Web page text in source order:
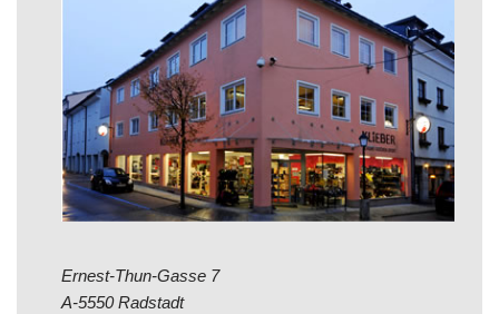
Ernest-Thun-Gasse 7
A-5550 Radstadt